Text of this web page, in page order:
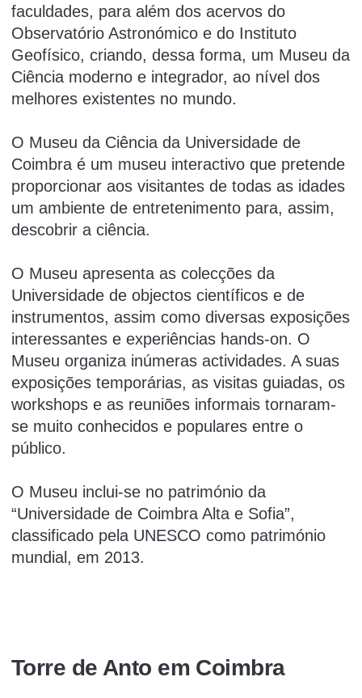
faculdades, para além dos acervos do
Observatório Astronómico e do Instituto
Geofísico, criando, dessa forma, um Museu da
Ciência moderno e integrador, ao nível dos
melhores existentes no mundo.
O Museu da Ciência da Universidade de
Coimbra é um museu interactivo que pretende
proporcionar aos visitantes de todas as idades
um ambiente de entretenimento para, assim,
descobrir a ciência.
O Museu apresenta as colecções da
Universidade de objectos científicos e de
instrumentos, assim como diversas exposições
interessantes e experiências hands-on. O
Museu organiza inúmeras actividades. A suas
exposições temporárias, as visitas guiadas, os
workshops e as reuniões informais tornaram-
se muito conhecidos e populares entre o
público.
O Museu inclui-se no património da
“Universidade de Coimbra Alta e Sofia”,
classificado pela UNESCO como património
mundial, em 2013.
Torre de Anto em Coimbra